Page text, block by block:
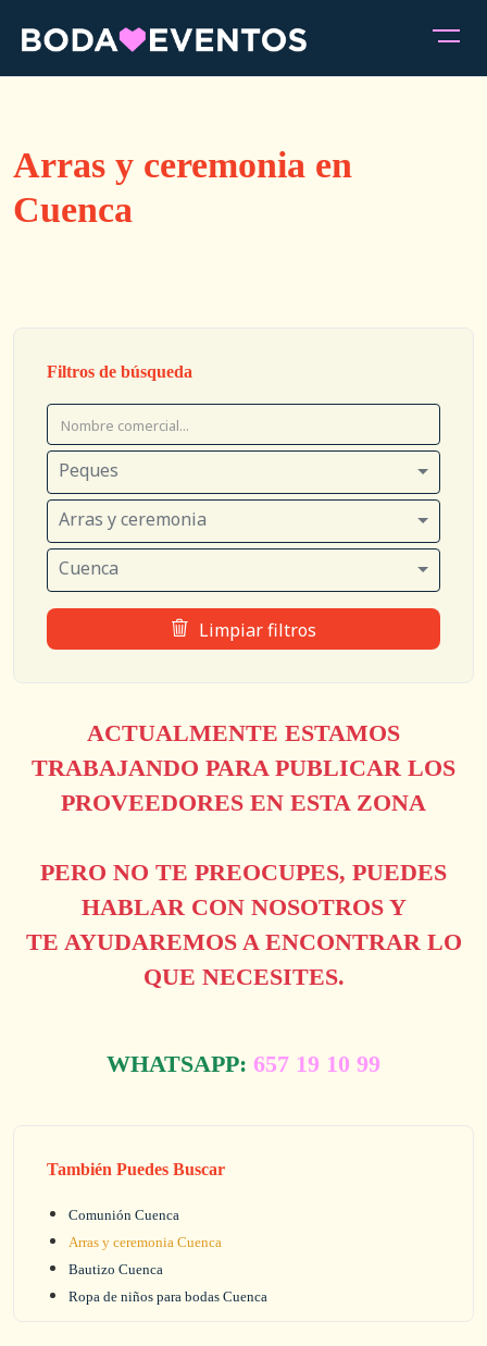
Arras y ceremonia en
Cuenca
Filtros de búsqueda
Peques
Arras y ceremonia
Cuenca
Limpiar filtros
ACTUALMENTE ESTAMOS
TRABAJANDO PARA PUBLICAR LOS
PROVEEDORES EN ESTA ZONA
PERO NO TE PREOCUPES, PUEDES
HABLAR CON NOSOTROS Y
TE AYUDAREMOS A ENCONTRAR LO
QUE NECESITES.
WHATSAPP: 657 19 10 99
También Puedes Buscar
Comunión Cuenca
Arras y ceremonia Cuenca
Bautizo Cuenca
Ropa de niños para bodas Cuenca